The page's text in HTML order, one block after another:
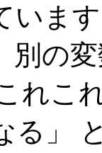
いま
別の
れこ
る」